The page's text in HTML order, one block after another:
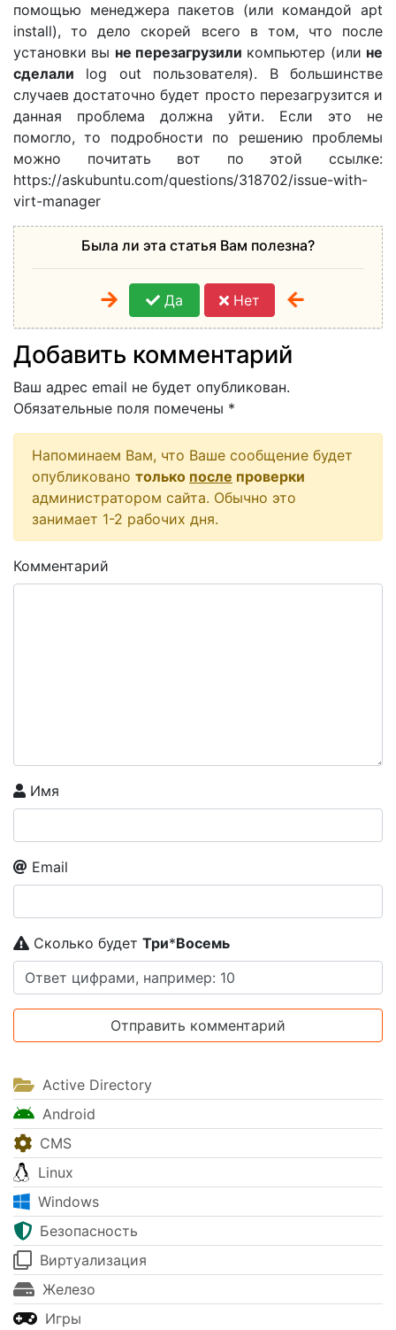
помощью менеджера пакетов (или командой apt
install), то дело скорей всего в том, что после
установки вы не перезагрузили компьютер (или не
сделали log out пользователя). В большинстве
случаев достаточно будет просто перезагрузится и
данная проблема должна уйти. Если это не
помогло, то подробности по решению проблемы
можно почитать вот по этой ссылке:
https://askubuntu.com/questions/318702/issue-with-
virt-manager
Была ли эта статья Вам полезна?
Да Нет
Добавить комментарий
Ваш адрес email не будет опубликован.
Обязательные поля помечены *
Напоминаем Вам, что Ваше сообщение будет
опубликовано только после проверки
администратором сайта. Обычно это
занимает 1-2 рабочих дня.
Комментарий
Имя
Email
Сколько будет Tpи*Boceмь
Active Directory
Android
CMS
Linux
Windows
Безопасность
Виртуализация
Железо
Игры